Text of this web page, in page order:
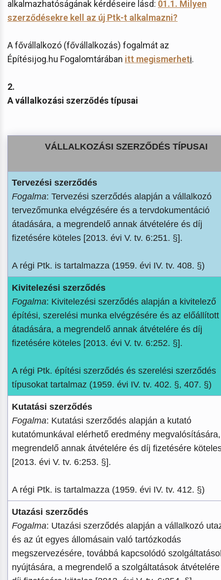
alkalmazhatóságának kérdéseire lásd: 01.1. Milyen
szerződésekre kell az új Ptk-t alkalmazni?
A fővállalkozó (fővállalkozás) fogalmát az
Építésijog.hu Fogalomtárában itt megismerheti.
2.
A vállalkozási szerződés típusai
VÁLLALKOZÁSI SZERZŐDÉS TÍPUSAI
Tervezési szerződés
Fogalma: Tervezési szerződés alapján a vállalkozó
tervezőmunka elvégzésére és a tervdokumentáció
átadására, a megrendelő annak átvételére és díj
fizetésére köteles [2013. évi V. tv. 6:251. §].
A régi Ptk. is tartalmazza (1959. évi IV. tv. 408. §)
Kivitelezési szerződés
Fogalma: Kivitelezési szerződés alapján a kivitelező
építési, szerelési munka elvégzésére és az előállított
átadására, a megrendelő annak átvételére és díj
fizetésére köteles [2013. évi V. tv. 6:252. §].
A régi Ptk. építési szerződés és szerelési szerződés
típusokat tartalmaz (1959. évi IV. tv. 402. §, 407. §)
Kutatási szerződés
Fogalma: Kutatási szerződés alapján a kutató
kutatómunkával elérhető eredmény
megrendelő annak átvételére és díj fizetésére
[2013. évi V. tv. 6:253. §].
A régi Ptk. is tartalmazza (1959. évi IV. tv. 412. §)
Utazási szerződés
Fogalma: Utazási szerződés alapján a vállalkozó
és az út egyes állomásain való tartózkodás
megszervezésére, továbbá kapcsolódó
nyújtására, a megrendelő a szolgáltatások